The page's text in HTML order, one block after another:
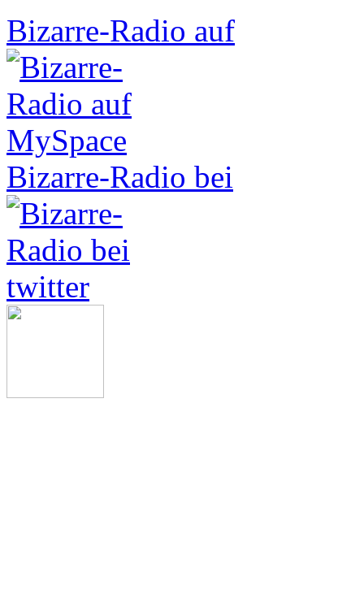
Bizarre-Radio auf
Bizarre-Radio bei